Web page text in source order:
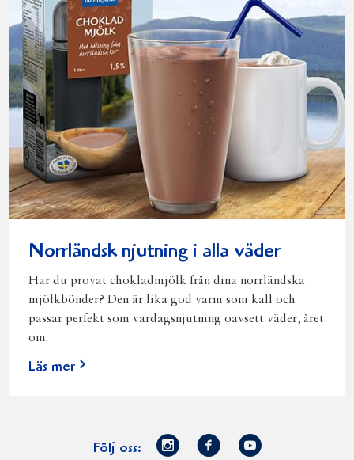
Norrländsk njutning i alla väder
Har du provat chokladmjölk från dina norrländska
mjölkbönder? Den är lika god varm som kall och
passar perfekt som vardagsnjutning oavsett väder, året
om.
Läs mer
Följ oss:
Norrmejerier
Facebook
Youtube